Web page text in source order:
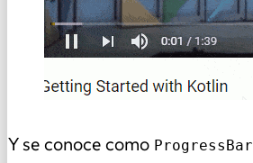
Y se conoce como ProgressBar